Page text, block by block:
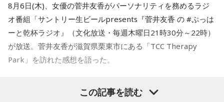
また、17時からの『NISSAN あ、安部礼司』の放送時間帯に
は、会場から公開生放送も行われます。
この番組をラジコで聴く
誰でも無料で参加可能。1月22日（日）は横浜へ！
8月6日(木)、女優の菅井友香がパーソナリティを務めるラジ
オ番組「サントリー生ビールpresents『菅井友香 の #ぷっは
ーと乾杯ラジオ』（文化放送・毎週木曜日21時30分～22時）
が放送。菅井友香が滋賀県栗東市にある「TCC Therapy
Park」を訪れた感想を語った。
-「素晴らしい素敵な取り組み」-
この記事を読む